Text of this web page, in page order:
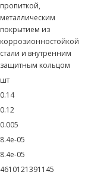
пропиткой,
металлическим
покрытием из
коррозионностойкой
стали и внутренним
защитным кольцом
шт
0.14
0.12
0.005
8.4e-05
8.4e-05
4610121391145